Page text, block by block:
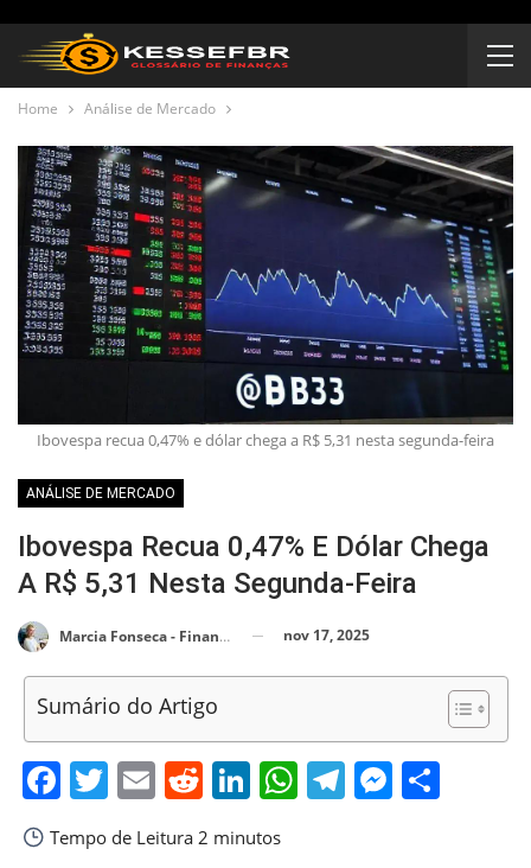
Home Análise de Mercado
Ibovespa recua 0,47% e dólar chega a R$ 5,31 nesta segunda-feira
ANÁLISE DE MERCADO
Ibovespa Recua 0,47% E Dólar Chega
A R$ 5,31 Nesta Segunda-Feira
Marcia Fonseca - Financial Consultant nov 17, 2025
Sumário do Artigo
Facebook
Twitter
EmailReddit
LinkedIn
WhatsApp
Telegram
Tempo de Leitura 2 minutos